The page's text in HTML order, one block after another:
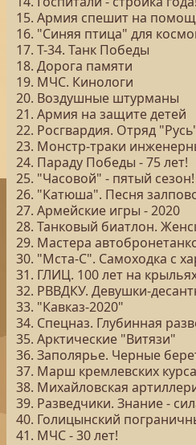
15. Армия спешит на
16. "Синяя птица" для
17. Т-34. Танк Победы
18. Дорога памяти
19. МЧС. Кинологи
20. Воздушные штурманы
21. Армия на защите детей
22. Росгвардия. Отряд
23. Монстр-траки
24. Параду Победы - 75 лет!
25. "Часовой" - пятый сезон!
26. "Катюша". Песня
27. Армейские игры - 2020
28. Танковый биатлон.
29. Мастера
30. "Мста-С". Самоходка с
31. ГЛИЦ. 100 лет на
32. РВВДКУ. Девушки-
33. "Кавказ-2020"
34. Спецназ. Глубинная
35. Арктические "Витязи"
36. Заполярье. Черные
37. Марш кремлевских
38. Михайловская
39. Разведчики. Знание -
40. Голицынский
41. МЧС - 30 лет!